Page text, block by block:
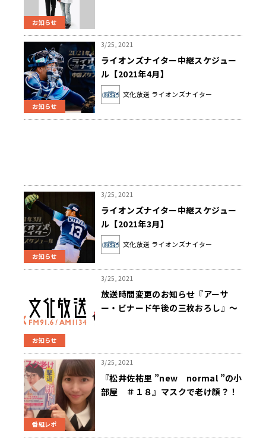
お知らせ
お知らせ
3/25, 2021
ライオンズナイター中継スケジュー
ル【2021年4月】
文化放送 ライオンズナイター
お知らせ
3/25, 2021
ライオンズナイター中継スケジュー
ル【2021年3月】
文化放送 ライオンズナイター
お知らせ
3/25, 2021
放送時間変更のお知らせ『アーサ
ー・ビナード午後の三枚おろし』～
番組レポ
3/25, 2021
『松井佐祐里 ”new normal ”の小
部屋 ＃１８』マスクで老け顔？！